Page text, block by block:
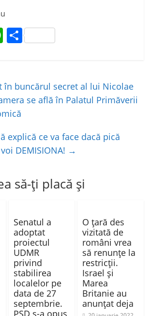
W
s
A
p
p
P
je
a
ă
în buncărul secret al lui Nicolae
se află în Palatul Primăverii
explică ce va face dacă pică
DEMISIONA! →
să-ți placă și
Senatul a
adoptat
proiectul
UDMR
privind
stabilirea
localelor pe
data de 27
septembrie.
PSD s-a opus
O ţară des
vizitată de
români vrea
să renunţe la
restricţii.
Israel şi
Marea
Britanie au
anunţat deja